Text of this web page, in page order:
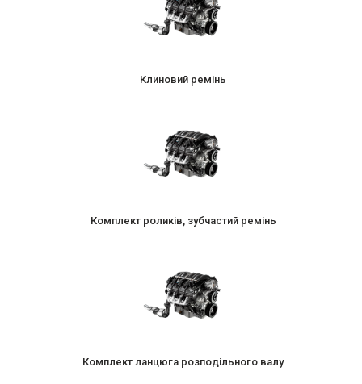
Клиновий ремінь
Комплект роликів, зубчастий ремінь
Комплект ланцюга розподільного валу